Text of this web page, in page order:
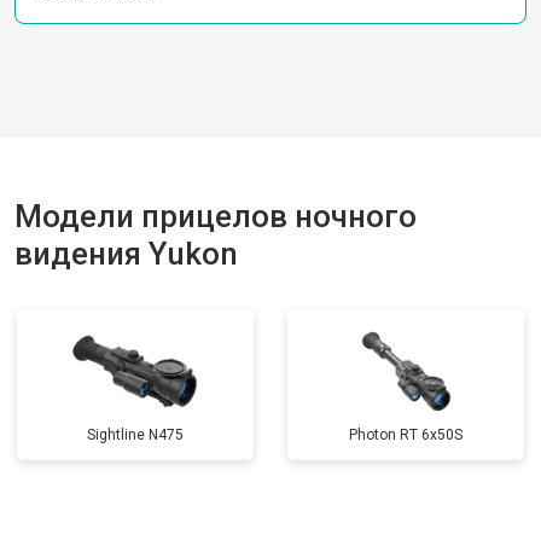
Модели прицелов ночного
видения Yukon
Sightline N475 Photon RT 6х50S